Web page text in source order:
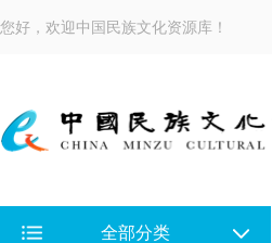
您好，欢迎中国民族文化资源库！
全部分类